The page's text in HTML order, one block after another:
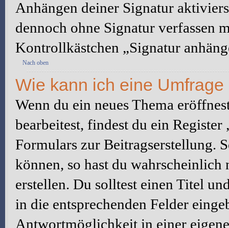
Anhängen deiner Signatur
dennoch ohne Signatur verfassen
Kontrollkästchen „Signatur
Nach oben
Wie kann ich eine
Wenn du ein neues Thema
bearbeitest, findest du ein
Formulars zur Beitragserstellung.
können, so hast du
erstellen. Du solltest einen Titel
in die entsprechenden Felder
Antwortmöglichkeit in einer